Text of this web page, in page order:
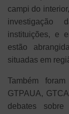
campi do
investigação
instituições, e
estão
situadas em
Também
GTPAUA,
debates